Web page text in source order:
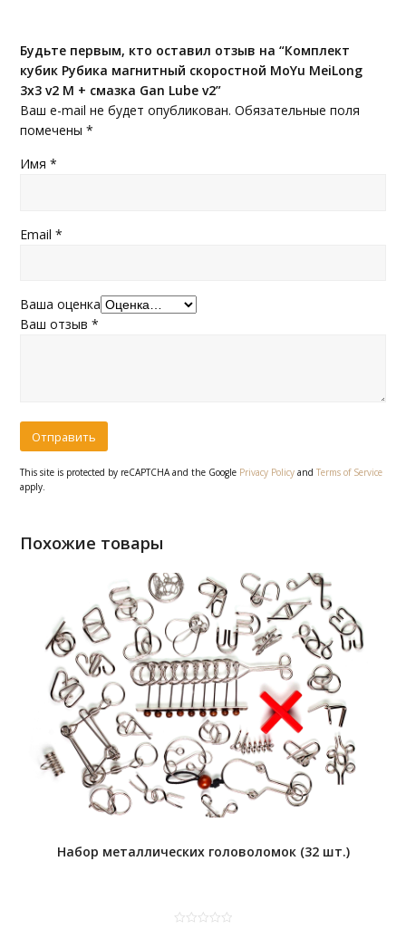
Будьте первым, кто оставил отзыв на “Комплект
кубик Рубика магнитный скоростной MoYu MeiLong
3x3 v2 M + смазка Gan Lube v2”
Ваш e-mail не будет опубликован. Обязательные поля
помечены*
Имя*
Email*
Ваша оценка
Ваш отзыв*
This site is protected by reCAPTCHA and the Google Privacy Policy andTerms of Service
apply.
Похожие товары
Набор металлических головоломок (32 шт.)